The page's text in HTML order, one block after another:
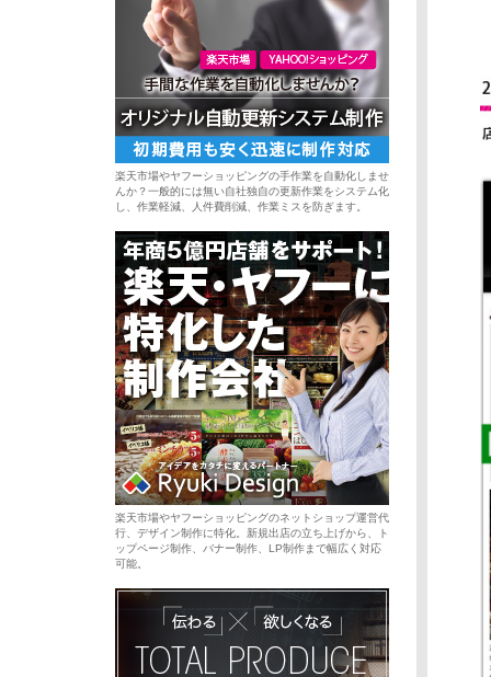
楽天市場やヤフーショッピングの手作業を自動化しませ
んか？一般的には無い自社独自の更新作業をシステム化
し、作業軽減、人件費削減、作業ミスを防ぎます。
楽天市場やヤフーショッピングのネットショップ運営代
行、デザイン制作に特化。新規出店の立ち上げから、ト
ップページ制作、バナー制作、LP制作まで幅広く対応
可能。